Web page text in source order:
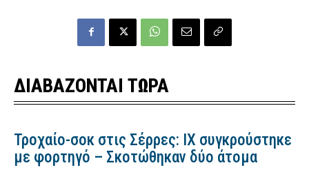
ΔΙΑΒΑΖΟΝΤΑΙ ΤΩΡΑ
Τροχαίο-σοκ στις Σέρρες: ΙΧ συγκρούστηκε
με φορτηγό – Σκοτώθηκαν δύο άτομα